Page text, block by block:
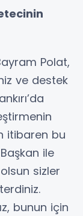
Polat,
ve destek
itibaren bu
ile
sizler
bunun için